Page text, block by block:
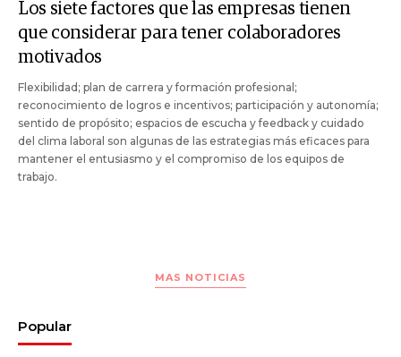
Los siete factores que las empresas tienen
que considerar para tener colaboradores
motivados
Flexibilidad; plan de carrera y formación profesional;
reconocimiento de logros e incentivos; participación y autonomía;
sentido de propósito; espacios de escucha y feedback y cuidado
del clima laboral son algunas de las estrategias más eficaces para
mantener el entusiasmo y el compromiso de los equipos de
trabajo.
MAS NOTICIAS
Popular